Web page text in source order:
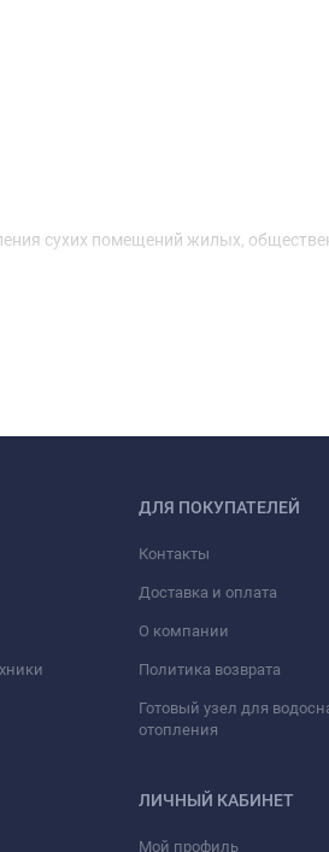
сухих помещений жилых,
ДЛЯ ПОКУПАТЕЛЕЙ
Контакты
Доставка и оплата
О компании
Политика возврата
Готовый узел для
отопления
ЛИЧНЫЙ КАБИНЕТ
Мой профиль